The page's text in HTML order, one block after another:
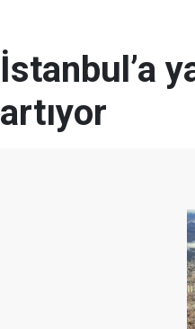
İstanbul’a
artıyor